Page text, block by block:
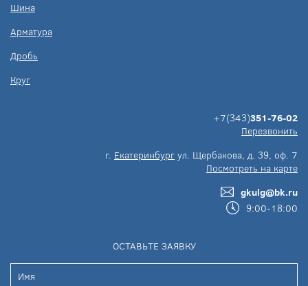
Шина
Арматура
Дробь
Круг
+7(343)351-76-02
Перезвонить
г. Екатеринбург ул. Щербакова, д. 39, оф. 7
Посмотреть на карте
gkulg@bk.ru
9:00-18:00
ОСТАВЬТЕ ЗАЯВКУ